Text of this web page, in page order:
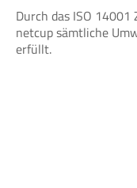
Durch das ISO
netcup sämtliche
erfüllt.